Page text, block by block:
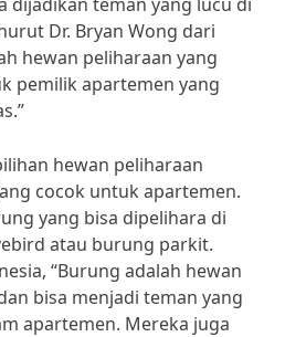
Dr. Bryan Wong dari
hewan peliharaan yang
pemilik apartemen yang
hewan peliharaan
cocok untuk apartemen.
yang bisa dipelihara di
atau burung parkit.
“Burung adalah hewan
bisa menjadi teman yang
apartemen. Mereka juga